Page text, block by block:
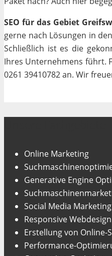
SEO für das Gebiet
gerne nach Lösungen in
Schließlich ist es die
Ihres Unternehmens führt.
0261 39410782 an. Wir
Online Marketing
Generative Engine
Social Media Marketing
Responsive Webdesign
Erstellung von Online-
Performance-